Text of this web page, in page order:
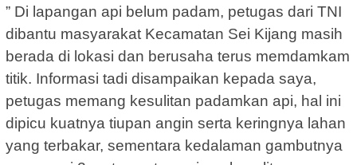
” Di lapangan api belum padam, petugas dari TNI
dibantu masyarakat Kecamatan Sei Kijang masih
berada di lokasi dan berusaha terus memdamkam
titik. Informasi tadi disampaikan kepada saya,
petugas memang kesulitan padamkan api, hal ini
dipicu kuatnya tiupan angin serta keringnya lahan
yang terbakar, sementara kedalaman gambutnya